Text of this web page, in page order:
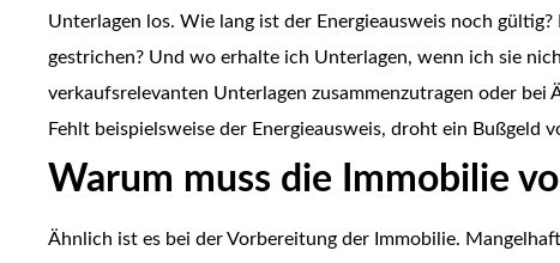
Unterlagen los. Wie lang ist der Energieausweis noch
gestrichen? Und wo erhalte ich Unterlagen, wenn ich sie
verkaufsrelevanten Unterlagen zusammenzutragen oder
Fehlt beispielsweise der Energieausweis, droht ein Bußgeld
Warum muss die Immobilie
Ähnlich ist es bei der Vorbereitung der Immobilie.